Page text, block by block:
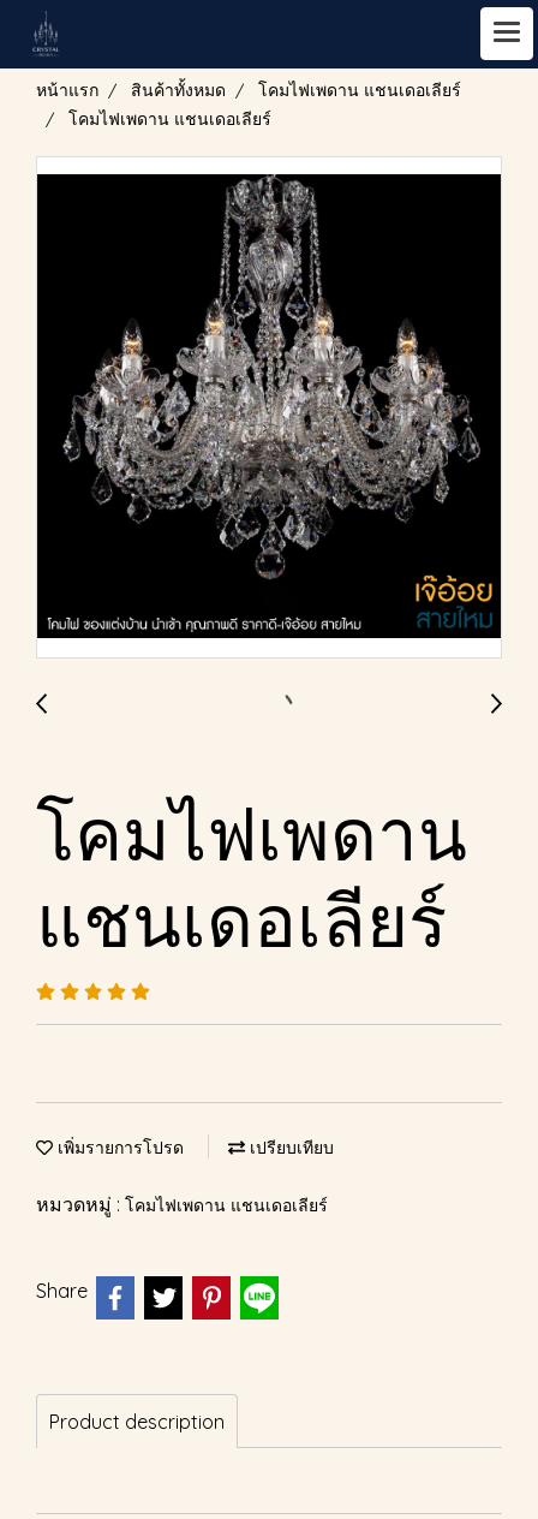
หน้าแรก สินค้าทั้งหมด
โคมไฟเพดาน แชนเดอเลียร์
โคมไฟเพดาน แชนเดอเลียร์
โคมไฟเพดาน
แชนเดอเลียร์
เพิ่มรายการโปรด เปรียบเทียบ
หมวดหมู่ : โคมไฟเพดาน แชนเดอเลียร์
Share
Product description